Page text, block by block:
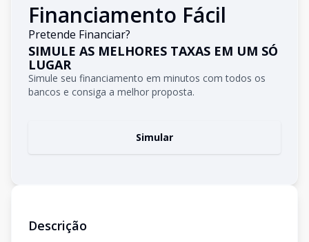
Financiamento Fácil
Pretende Financiar?
SIMULE AS MELHORES TAXAS EM UM SÓ
LUGAR
Simule seu financiamento em minutos com todos os
bancos e consiga a melhor proposta.
Simular
Descrição